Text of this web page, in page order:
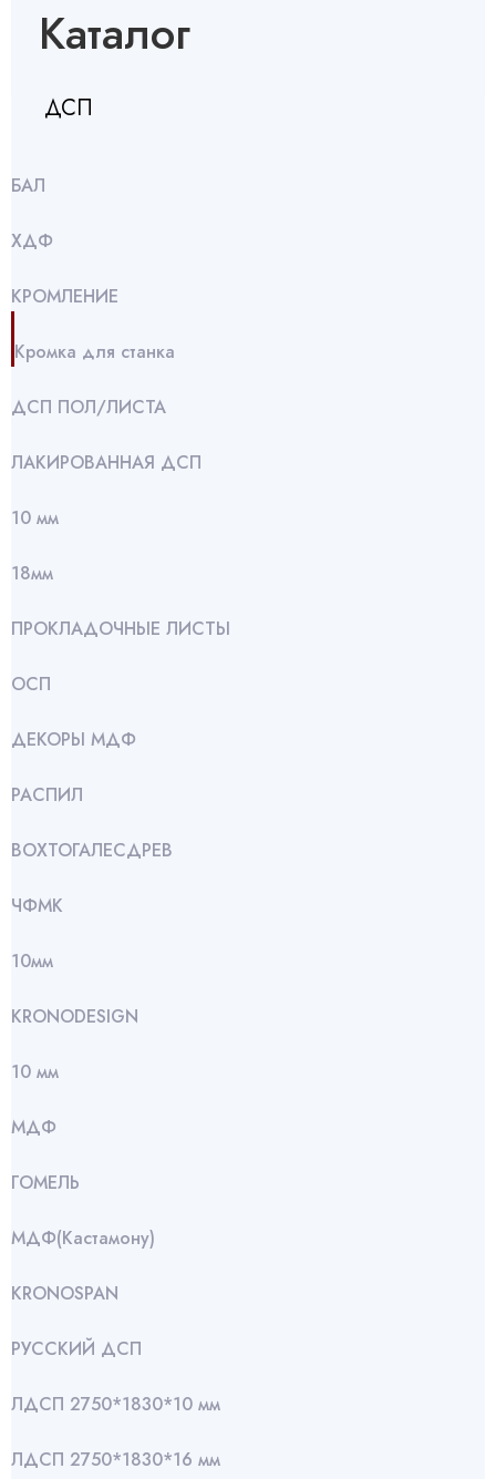
Каталог
ДСП
БАЛ
ХДФ
КРОМЛЕНИЕ
Кромка для станка
ДСП ПОЛ/ЛИСТА
ЛАКИРОВАННАЯ ДСП
10 мм
18мм
ПРОКЛАДОЧНЫЕ ЛИСТЫ
ОСП
ДЕКОРЫ МДФ
РАСПИЛ
ВОХТОГАЛЕСДРЕВ
ЧФМК
10мм
KRONODESIGN
10 мм
МДФ
ГОМЕЛЬ
МДФ(Кастамону)
KRONOSPAN
РУССКИЙ ДСП
ЛДСП 2750*1830*10 мм
ЛДСП 2750*1830*16 мм